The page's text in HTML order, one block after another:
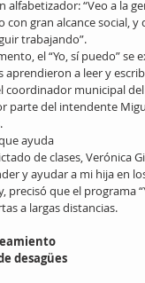
alfabetizador: “Veo a la
con gran alcance social,
trabajando”.
el “Yo, sí puedo”
aprendieron a leer y
coordinador municipal
parte del intendente
ayuda
de clases, Verónica
y ayudar a mi hija en
precisó que el programa
a largas distancias.
desagües